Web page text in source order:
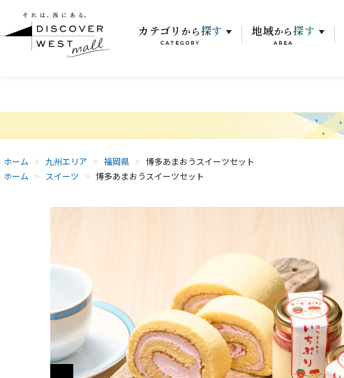
カテゴリ から 探す
CATEGORY
地域から 探す
AREA
ホーム > 九州エリア > 福岡県 > 博多あまおうスイーツセット
ホーム > スイーツ > 博多あまおうスイーツセット